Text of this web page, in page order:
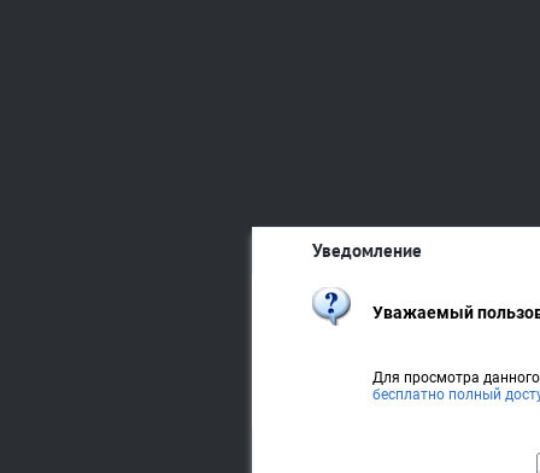
Уведомление
Уважаемый
Для просмотра
бесплатно полный